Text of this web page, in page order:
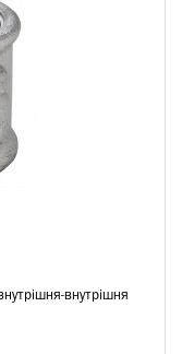
внутрішня